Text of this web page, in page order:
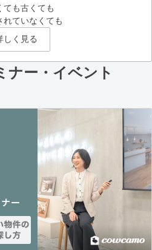
ても古くても
れていなくても
しく見る
ナー・イベント